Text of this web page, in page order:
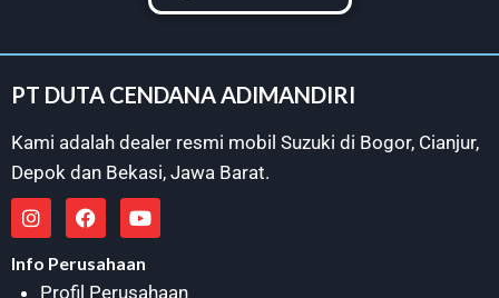
PT DUTA CENDANA ADIMANDIRI
Kami adalah dealer resmi mobil Suzuki di Bogor, Cianjur,
Depok dan Bekasi, Jawa Barat.
Info Perusahaan
Profil Perusahaan